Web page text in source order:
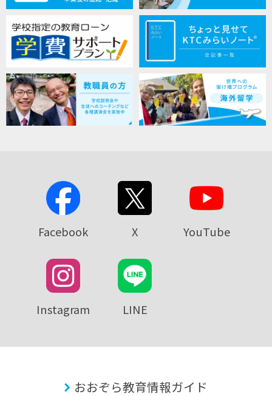
Facebook X YouTube
Instagram LINE
おおぞら教育情報ガイド